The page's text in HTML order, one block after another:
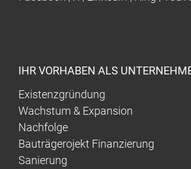
IHR VORHABEN ALS
Existenzgründung
Wachstum & Expansion
Nachfolge
Bauträgerojekt Finanzierung
Sanierung